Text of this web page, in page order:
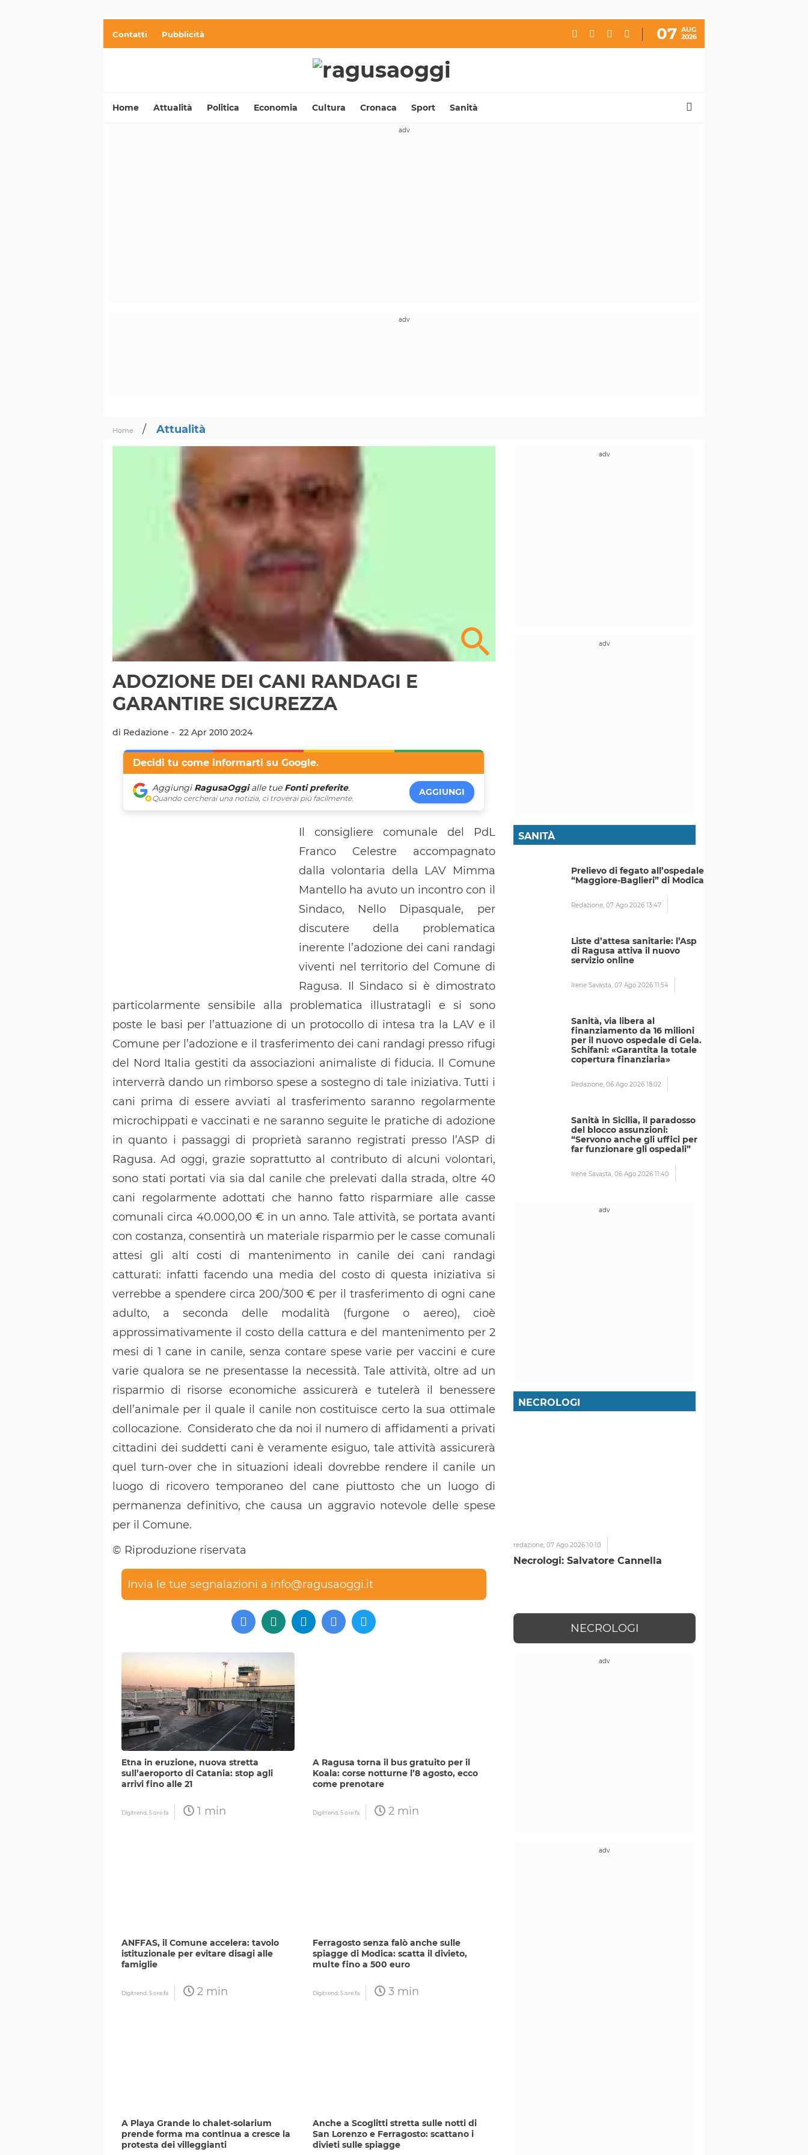
Contatti Pubblicità 07 AUG
2026
Home Attualità Politica Economia Cultura Cronaca Sport Sanità
Home / Attualità
ADOZIONE DEI CANI RANDAGI E
GARANTIRE SICUREZZA
di Redazione - 22 Apr 2010 20:24
Decidi tu come informarti su Google.
Aggiungi RagusaOggialle tue Fonti preferite.
Quando cercherai una notizia, ci troverai più facilmente.
AGGIUNGI
Il consigliere comunale del PdL
Franco Celestre accompagnato
dalla volontaria della LAV Mimma
Mantello ha avuto un incontro con il
Sindaco, Nello Dipasquale, per
discutere della problematica
inerente l’adozione dei cani randagi
viventi nel territorio del Comune di
Ragusa. Il Sindaco si è dimostrato
particolarmente sensibile alla problematica illustratagli e si sono
poste le basi per l’attuazione di un protocollo di intesa tra la LAV e il
Comune per l’adozione e il trasferimento dei cani randagi presso rifugi
del Nord Italia gestiti da associazioni animaliste di fiducia. Il Comune
interverrà dando un rimborso spese a sostegno di tale iniziativa. Tutti i
cani prima di essere avviati al trasferimento saranno regolarmente
microchippati e vaccinati e ne saranno seguite le pratiche di adozione
in quanto i passaggi di proprietà saranno registrati presso l’ASP di
Ragusa. Ad oggi, grazie soprattutto al contributo di alcuni volontari,
sono stati portati via sia dal canile che prelevati dalla strada, oltre 40
cani regolarmente adottati che hanno fatto risparmiare alle casse
comunali circa 40.000,00 € in un anno. Tale attività, se portata avanti
con costanza, consentirà un materiale risparmio per le casse comunali
attesi gli alti costi di mantenimento in canile dei cani randagi
catturati: infatti facendo una media del costo di questa iniziativa si
verrebbe a spendere circa 200/300 € per il trasferimento di ogni cane
adulto, a seconda delle modalità (furgone o aereo), cioè
approssimativamente il costo della cattura e del mantenimento per 2
mesi di 1 cane in canile, senza contare spese varie per vaccini e cure
varie qualora se ne presentasse la necessità. Tale attività, oltre ad un
risparmio di risorse economiche assicurerà e tutelerà il benessere
dell’animale per il quale il canile non costituisce certo la sua ottimale
collocazione. Considerato che da noi il numero di affidamenti a privati
cittadini dei suddetti cani è veramente esiguo, tale attività assicurerà
quel turn-over che in situazioni ideali dovrebbe rendere il canile un
luogo di ricovero temporaneo del cane piuttosto che un luogo di
permanenza definitivo, che causa un aggravio notevole delle spese
per il Comune.
© Riproduzione riservata
Invia le tue segnalazioni a info@ragusaoggi.it
Etna in eruzione, nuova stretta
sull’aeroporto di Catania: stop agli
arrivi fino alle 21
Digitrend, 5 ore fa 1 min
A Ragusa torna il bus gratuito per il
Koala: corse notturne l’8 agosto, ecco
come prenotare
Digitrend,5 ore fa 2 min
ANFFAS, il Comune accelera: tavolo
istituzionale per evitare disagi alle
famiglie
Digitrend, 5 ore fa 2 min
Ferragosto senza falò anche sulle
spiagge di Modica: scatta il divieto,
multe fino a 500 euro
Digitrend,5 ore fa 3 min
A Playa Grande lo chalet-solarium
prende forma ma continua a cresce la
protesta dei villeggianti
Anche a Scoglitti stretta sulle notti di
San Lorenzo e Ferragosto: scattano i
divieti sulle spiagge
SANITÀ
Prelievo di fegato all’ospedale
“Maggiore-Baglieri” di Modica
Redazione, 07 Ago 2026 13:47
Liste d’attesa sanitarie: l’Asp
di Ragusa attiva il nuovo
servizio online
Irene Savasta, 07 Ago 2026 11:54
Sanità, via libera al
finanziamento da 16 milioni
per il nuovo ospedale di Gela.
Schifani: «Garantita la totale
copertura finanziaria»
Redazione, 06 Ago 2026 18:02
Sanità in Sicilia, il paradosso
del blocco assunzioni:
“Servono anche gli uffici per
far funzionare gli ospedali”
Irene Savasta, 06 Ago 2026 11:40
NECROLOGI
redazione, 07 Ago 2026 10:10
Necrologi: Salvatore Cannella
NECROLOGI